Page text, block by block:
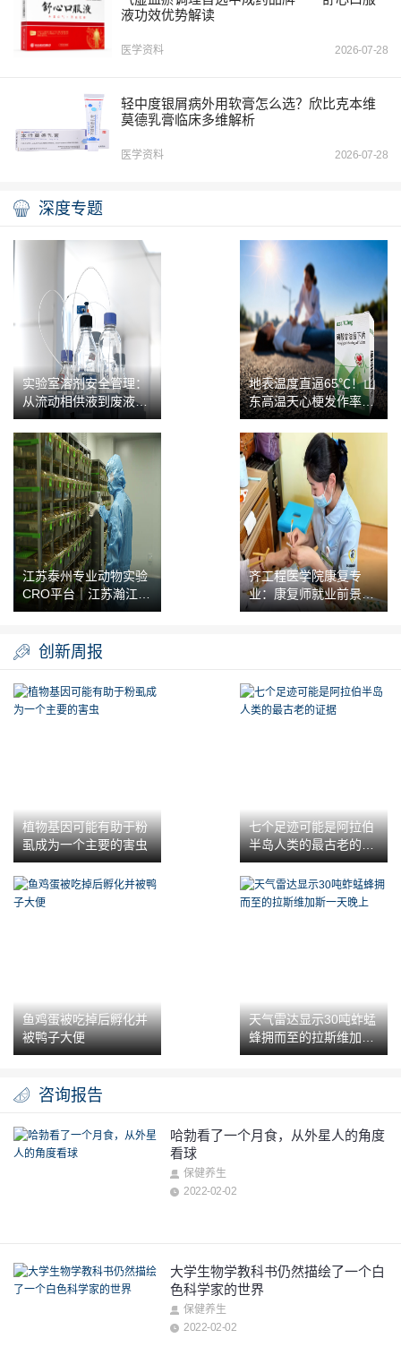
液功效优势解读
医学资料 2026-07-28
轻中度银屑病外用软膏怎么选？欣比克本维
莫德乳膏临床多维解析
医学资料 2026-07-28
深度专题
实验室溶剂安全管理：
从流动相供液到废液收
集的完整系统
地表温度直逼65℃！山
东高温天心梗发作率涨
八成，急救药该怎么选
江苏泰州专业动物实验
CRO平台｜江苏瀚江生
物科技有限公司
齐工程医学院康复专
业：康复师就业前景解
析
创新周报
植物基因可能有助于粉
虱成为一个主要的害虫
七个足迹可能是阿拉伯
半岛人类的最古老的证
据
鱼鸡蛋被吃掉后孵化并
被鸭子大便
天气雷达显示30吨蚱蜢
蜂拥而至的拉斯维加斯
一天晚上
咨询报告
哈勃看了一个月食，从外星人的角度
看球
保健养生
2022-02-02
大学生物学教科书仍然描绘了一个白
色科学家的世界
保健养生
2022-02-02